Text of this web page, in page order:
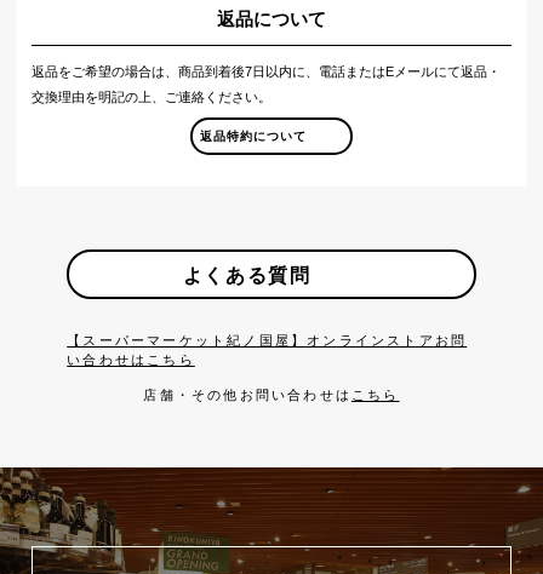
返品について
返品をご希望の場合は、商品到着後7日以内に、電話またはEメールにて返品・
交換理由を明記の上、ご連絡ください。
返品特約について
よくある質問
【スーパーマーケット紀ノ国屋】オンラインストアお問
い合わせはこちら
店舗・その他お問い合わせは こちら